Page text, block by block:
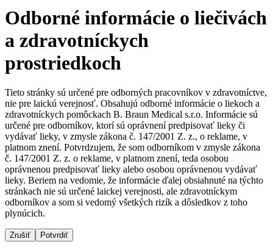
Nutričná terapia
Onkológia
Ortopédia
Prevencia a kontrola infekcií
Spinálna chirurgia
Starostlivosť o rany
Uzatváranie rán
Riešenia
Terapie
Dialyzačné strediská
B. Braun Avitum poskytuje kvalitnú dialyzačnú starostlivosť
vo všetkých svojich strediskách na Slovensku. Viac
informácií nájdete na stránke jednotlivých stredísk.
Nájdite si prácu u nás​
Objavte svoje kariérne príležitosti ​v B. Braun. Vyhľadajte náš
trh práce​ pre zaujímavé pozície na Slovensku.​
Kontakt
Kontaktný formulár
Spoločnosť
Médiá
Kontakt
Odborné informácie o liečivách
a zdravotníckych
prostriedkoch
Tieto stránky sú určené pre odborných pracovníkov v zdravotníctve,
nie pre laickú verejnosť. Obsahujú odborné informácie o liekoch a
zdravotníckych pomôckach B. Braun Medical s.r.o. Informácie sú
určené pre odborníkov, ktorí sú oprávnení predpisovať lieky či
vydávať lieky, v zmysle zákona č. 147/2001 Z. z., o reklame, v
platnom znení. Potvrdzujem, že som odborníkom v zmysle zákona
č. 147/2001 Z. z. o reklame, v platnom znení, teda osobou
oprávnenou predpisovať lieky alebo osobou oprávnenou vydávať
lieky. Beriem na vedomie, že informácie ďalej obsiahnuté na týchto
stránkach nie sú určené laickej verejnosti, ale zdravotníckym
odborníkov a som si vedomý všetkých rizík a dôsledkov z toho
plynúcich.
Zrušiť Potvrdiť